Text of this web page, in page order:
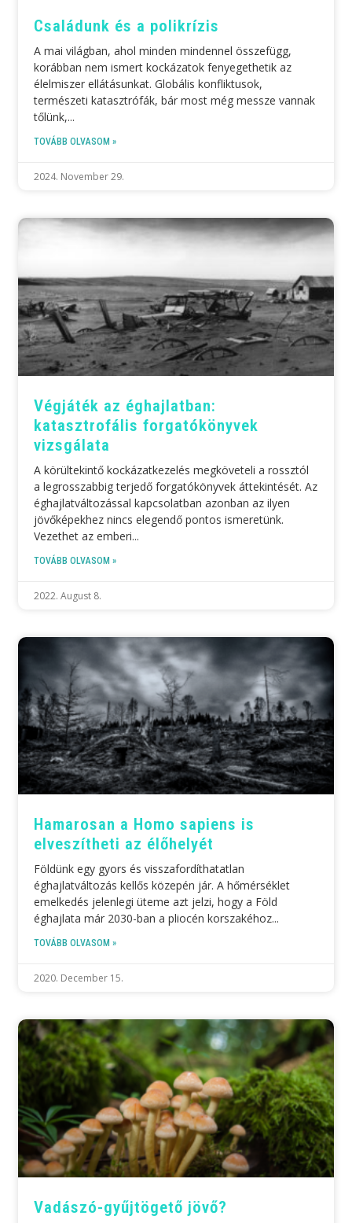
Családunk és a polikrízis
A mai világban, ahol minden mindennel összefügg,
korábban nem ismert kockázatok fenyegethetik az
élelmiszer ellátásunkat. Globális konfliktusok,
természeti katasztrófák, bár most még messze vannak
tőlünk,
TOVÁBB OLVASOM »
2024. November 29.
Végjáték az éghajlatban:
katasztrofális forgatókönyvek
vizsgálata
A körültekintő kockázatkezelés megköveteli a rossztól
a legrosszabbig terjedő forgatókönyvek áttekintését. Az
éghajlatváltozással kapcsolatban azonban az ilyen
jövőképekhez nincs elegendő pontos ismeretünk.
Vezethet az emberi
TOVÁBB OLVASOM »
2022. August 8.
Hamarosan a Homo sapiens is
elveszítheti az élőhelyét
Földünk egy gyors és visszafordíthatatlan
éghajlatváltozás kellős közepén jár. A hőmérséklet
emelkedés jelenlegi üteme azt jelzi, hogy a Föld
éghajlata már 2030-ban a pliocén korszakéhoz
TOVÁBB OLVASOM »
2020. December 15.
Vadászó-gyűjtögető jövő?